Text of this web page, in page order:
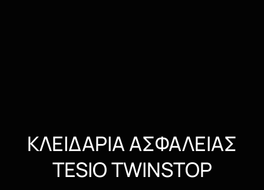
ΚΛΕΙΔΑΡΙΑ ΑΣΦΑΛΕΙΑΣ
TESIO TWINSTOP